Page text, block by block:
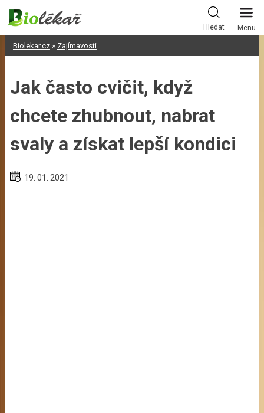
Skip
content
Hledat Menu
Biolekar.cz» Zajímavosti
Jak často cvičit, když
chcete zhubnout, nabrat
svaly a získat lepší kondici
19. 01. 2021